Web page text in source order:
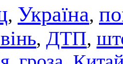
, Україна,
, ДТП,